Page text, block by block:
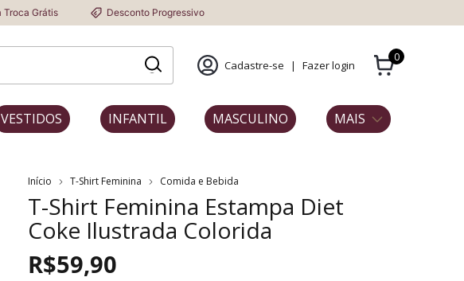
Desconto Progressivo
Cadastre-se | Fazer login
0
VESTIDOS INFANTIL MASCULINO MAIS
Início T-Shirt Feminina Comida e Bebida
T-Shirt Feminina Estampa Diet
Coke Ilustrada Colorida
R$59,90